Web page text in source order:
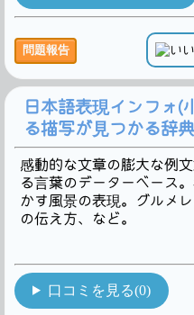
問題報告
日本語表現インフォ(
る描写が見つかる辞典
感動的な文章の膨大な例
る言葉のデーターベース
かす風景の表現。グルメ
の伝え方、など。
口コミを見る(0)